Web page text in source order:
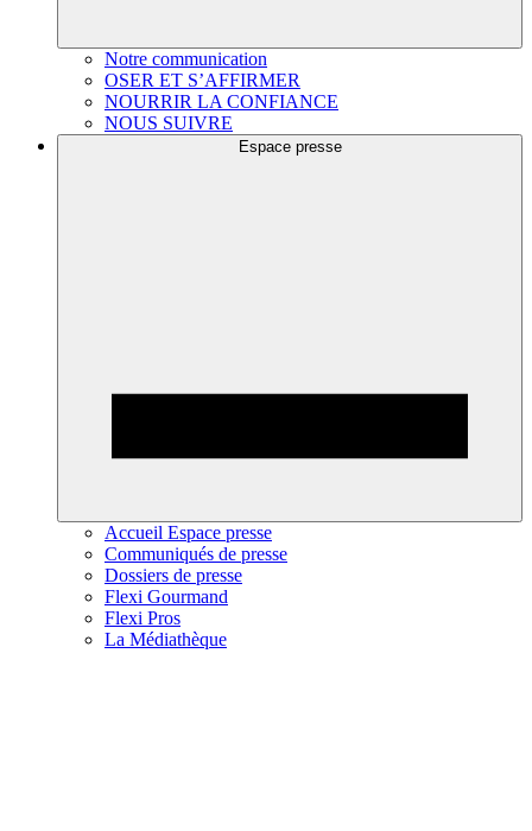
Notre communication
OSER ET S’AFFIRMER
NOURRIR LA CONFIANCE
NOUS SUIVRE
Espace presse
Accueil Espace presse
Communiqués de presse
Dossiers de presse
Flexi Gourmand
Flexi Pros
La Médiathèque